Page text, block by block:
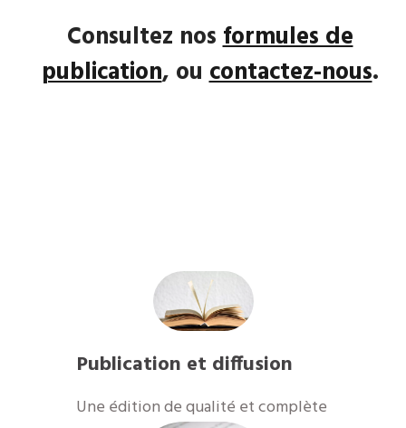
Consultez nosformules de
publication, oucontactez-nous.
Publication et diffusion
​Une édition de qualité et complète